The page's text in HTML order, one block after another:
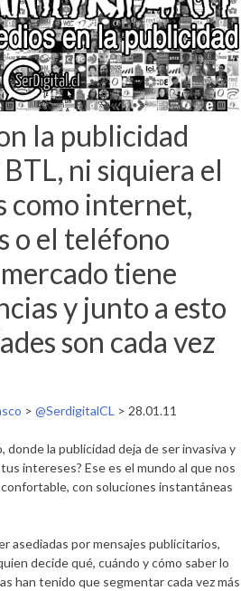
la publicidad
ni siquiera el
como internet,
o el teléfono
tiene
y junto a esto
son cada vez
> @SerdigitalCL > 28.01.11
donde la publicidad deja de ser invasiva y
intereses? Ese es el mundo al que nos
con soluciones instantáneas
asediadas por mensajes publicitarios,
decide qué, cuándo y cómo saber lo
han tenido que segmentar cada vez más